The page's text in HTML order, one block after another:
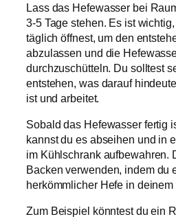
Lass das Hefewasser bei
3-5 Tage stehen. Es ist
täglich öffnest, um den
abzulassen und die
durchzuschütteln. Du solltest
entstehen, was darauf
ist und arbeitet.
Sobald das Hefewasser fertig
kannst du es abseihen und in
im Kühlschrank aufbewahren.
Backen verwenden, indem du
herkömmlicher Hefe in
Zum Beispiel könntest du ein